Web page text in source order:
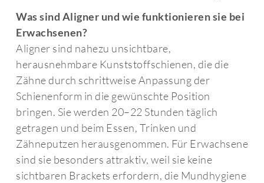
Was sind Aligner und wie funktionieren sie bei
Erwachsenen?
Aligner sind nahezu unsichtbare,
herausnehmbare Kunststoffschienen, die die
Zähne durch schrittweise Anpassung der
Schienenform in die gewünschte Position
bringen. Sie werden 20–22 Stunden täglich
getragen und beim Essen, Trinken und
Zähneputzen herausgenommen. Für Erwachsene
sind sie besonders attraktiv, weil sie keine
sichtbaren Brackets erfordern, die Mundhygiene